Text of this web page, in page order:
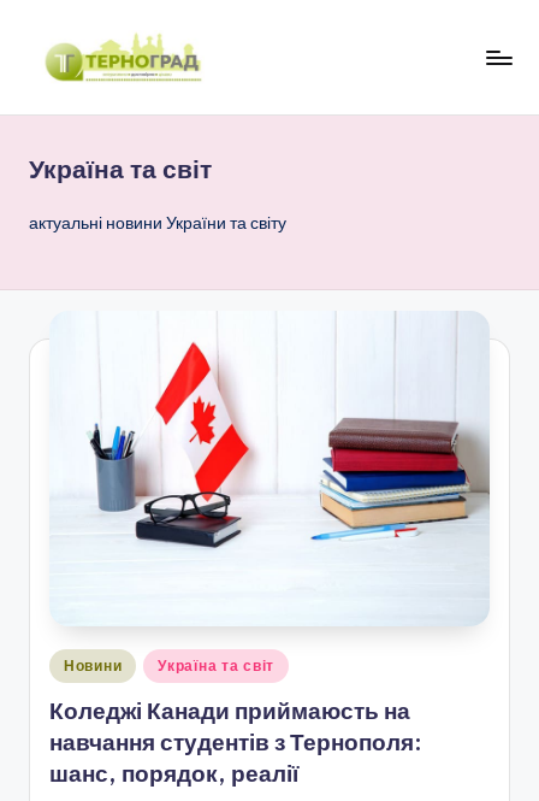
Перейти
р
н
г
р
цікаво
Україна та світ
актуальні новини України та світу
Опубліковано
Новини Україна та світ
Коледжі Канади приймаюсть на
навчання студентів з Тернополя:
шанс, порядок, реалії